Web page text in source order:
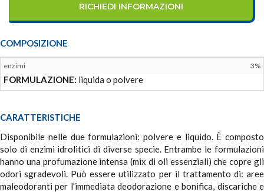
RICHIEDI INFORMAZIONI
COMPOSIZIONE
enzimi 3%
FORMULAZIONE: liquida o polvere
CARATTERISTICHE
Disponibile nelle due formulazioni: polvere e liquido. È composto
solo di enzimi idrolitici di diverse specie. Entrambe le formulazioni
hanno una profumazione intensa (mix di oli essenziali) che copre gli
odori sgradevoli. Può essere utilizzato per il trattamento di: aree
maleodoranti per l’immediata deodorazione e bonifica, discariche e